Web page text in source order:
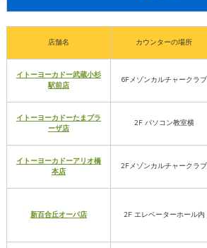
店舗名 カウンターの場所
イトーヨーカドー武蔵小杉
駅前店
6Fメゾンカルチャークラブ
イトーヨーカドーたまプラ
ーザ店
2F パソコン教室横
イトーヨーカドーアリオ橋
本店
2Fメゾンカルチャークラブ
新百合丘オーパ店 2F エレベーターホール内